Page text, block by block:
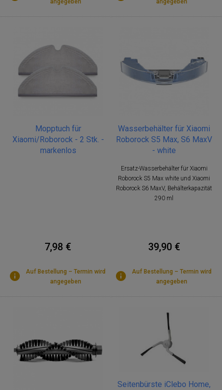
Mopptuch für
Xiaomi/Roborock - 2 Stk. -
markenlos
7,98 €
Auf Bestellung – Termin wird
angegeben
Wasserbehälter für Xiaomi
Roborock S5 Max, S6 MaxV
- white
Ersatz-Wasserbehälter für Xiaomi
Roborock S5 Max white und Xiaomi
Roborock S6 MaxV, Behälterkapazität
290 ml
39,90 €
Auf Bestellung – Termin wird
angegeben
Seitenbürste iClebo Home,